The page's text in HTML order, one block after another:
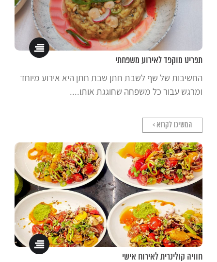
תפריט מוקפד לאירוע משפחתי
החשיבות של שף לשבת חתן שבת חתן היא אירוע מיוחד
ומרגש עבור כל משפחה שחוגגת אותו....
המשיכו לקרוא >
חוויה קולינרית לאירוח אישי